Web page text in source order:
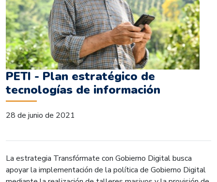
PETI - Plan estratégico de
tecnologías de información
28 de junio de 2021
La estrategia Transfórmate con Gobierno Digital busca
apoyar la implementación de la política de Gobierno Digital